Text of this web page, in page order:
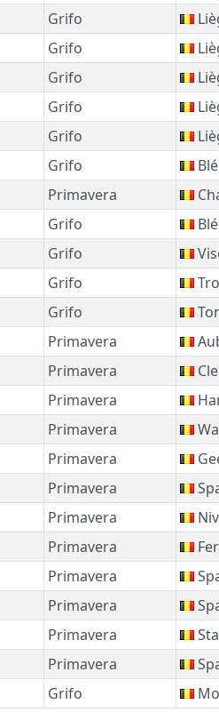
Grifo
Grifo
Grifo
Grifo
Grifo
Grifo
Primavera
Grifo
Grifo
Grifo
Grifo
Primavera
Primavera
Primavera
Primavera
Primavera
Primavera
Primavera
Primavera
Primavera
Primavera
Primavera
Primavera
Grifo